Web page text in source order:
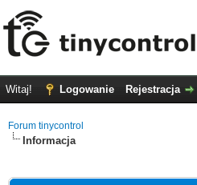
Witaj! Logowanie Rejestracja
Forum tinycontrol
Informacja